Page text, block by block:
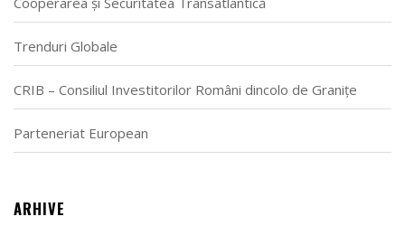
Trenduri Globale
CRIB – Consiliul Investitorilor Români dincolo de Granițe
Parteneriat European
ARHIVE